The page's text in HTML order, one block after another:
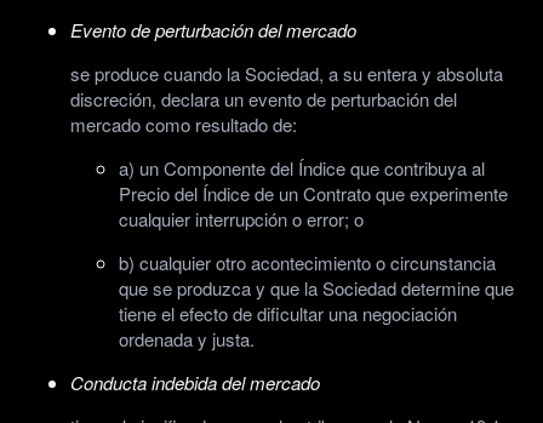
Evento de perturbación del mercado
se produce cuando la Sociedad, a su entera y absoluta
discreción, declara un evento de perturbación del
mercado como resultado de:
a) un Componente del Índice que contribuya al
Precio del Índice de un Contrato que experimente
cualquier interrupción o error; o
b) cualquier otro acontecimiento o circunstancia
que se produzca y que la Sociedad determine que
tiene el efecto de dificultar una negociación
ordenada y justa.
Conducta indebida del mercado